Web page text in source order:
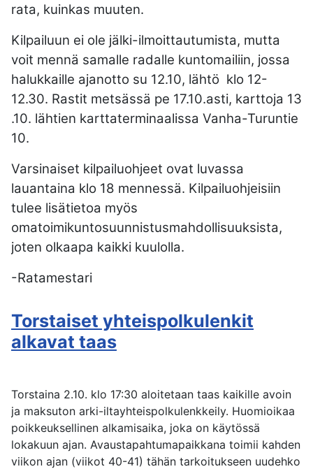
rata, kuinkas muuten.
Kilpailuun ei ole jälki-ilmoittautumista, mutta
voit mennä samalle radalle kuntomailiin, jossa
halukkaille ajanotto su 12.10, lähtö klo 12-
12.30. Rastit metsässä pe 17.10.asti, karttoja 13
.10. lähtien karttaterminaalissa Vanha-Turuntie
10.
Varsinaiset kilpailuohjeet ovat luvassa
lauantaina klo 18 mennessä. Kilpailuohjeisiin
tulee lisätietoa myös
omatoimikuntosuunnistusmahdollisuuksista,
joten olkaapa kaikki kuulolla.
-Ratamestari
Torstaiset yhteispolkulenkit
alkavat taas
Torstaina 2.10. klo 17:30 aloitetaan taas kaikille avoin
ja maksuton arki-iltayhteispolkulenkkeily. Huomioikaa
poikkeuksellinen alkamisaika, joka on käytössä
lokakuun ajan. Avaustapahtumapaikkana toimii kahden
viikon ajan (viikot 40-41) tähän tarkoitukseen uudehko